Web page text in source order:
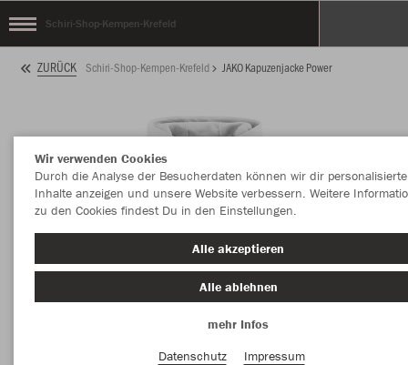
Schiri-Shop-Kempen-Krefeld
ZURÜCK Schiri-Shop-Kempen-Krefeld JAKO Kapuzenjacke Power
Wir verwenden Cookies
Durch die Analyse der Besucherdaten können wir dir personalisierte
Inhalte anzeigen und unsere Website verbessern. Weitere
zu den Cookies findest Du in den Einstellungen.
Alle akzeptieren
Alle ablehnen
mehr Infos
Datenschutz
Impressum